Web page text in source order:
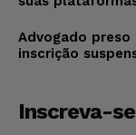
Advogado
inscrição
Inscreva-se